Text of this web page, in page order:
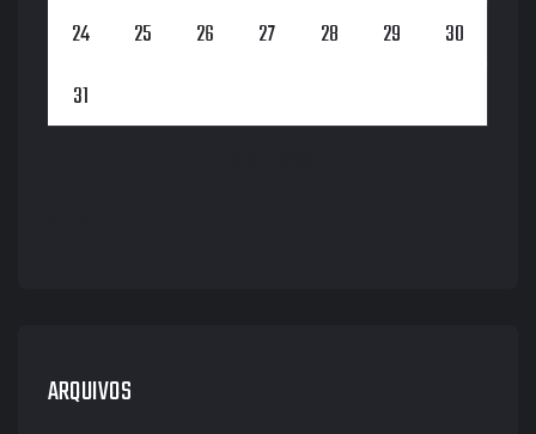
24
25 26 27 28 29
30
31
ARQUIVOS